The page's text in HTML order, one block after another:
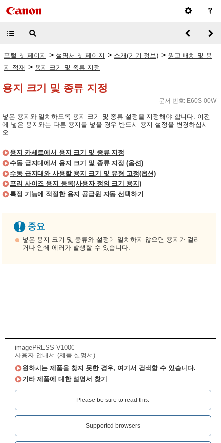
포털 첫 페이지 > 설명서 첫 페이지 > 소개(기기 정보) > 원고 배치 및 용
지 적재 > 용지 크기 및 종류 지정
용지 크기 및 종류 지정
문서 번호: E60S-00W
넣은 용지와 일치하도록 용지 크기 및 종류 설정을 지정해야 합니다. 이전
에 넣은 용지와는 다른 용지를 넣을 경우 반드시 용지 설정을 변경하십시
오.
용지 카세트에서 용지 크기 및 종류 지정
수동 급지대에서 용지 크기 및 종류 지정 (옵션)
수동 급지대와 사용할 용지 크기 및 유형 고정(옵션)
프리 사이즈 용지 등록(사용자 정의 크기 용지)
특정 기능에 적절한 용지 공급원 자동 선택하기
넣은 용지 크기 및 종류와 설정이 일치하지 않으면 용지가 걸리
거나 인쇄 에러가 발생할 수 있습니다.
imagePRESS V1000
사용자 안내서 (제품 설명서)
원하시는 제품을 찾지 못한 경우, 여기서 검색할 수 있습니다.
기타 제품에 대한 설명서 찾기
Please be sure to read this.‎
Supported browsers